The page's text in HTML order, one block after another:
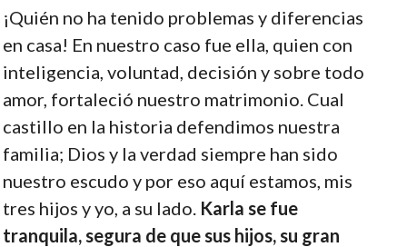
¡Quién no ha tenido problemas y diferencias
en casa! En nuestro caso fue ella, quien con
inteligencia, voluntad, decisión y sobre todo
amor, fortaleció nuestro matrimonio. Cual
castillo en la historia defendimos nuestra
familia; Dios y la verdad siempre han sido
nuestro escudo y por eso aquí estamos, mis
tres hijos y yo, a su lado. Karla se fue
tranquila, segura de que sus hijos, su gran